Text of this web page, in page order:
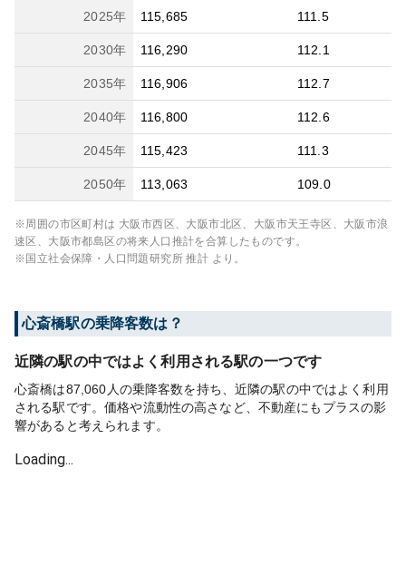
2025年 115,685 111.5
2030年 116,290 112.1
2035年 116,906 112.7
2040年 116,800 112.6
2045年 115,423 111.3
2050年 113,063 109.0
※周囲の市区町村は 大阪市西区、大阪市北区、大阪市天王寺区、大阪市浪
速区、大阪市都島区の将来人口推計を合算したものです。
※国立社会保障・人口問題研究所 推計 より。
心斎橋駅の乗降客数は？
近隣の駅の中ではよく利用される駅の一つです
心斎橋は87,060人の乗降客数を持ち、近隣の駅の中ではよく利用
される駅です。価格や流動性の高さなど、不動産にもプラスの影
響があると考えられます。
Loading...